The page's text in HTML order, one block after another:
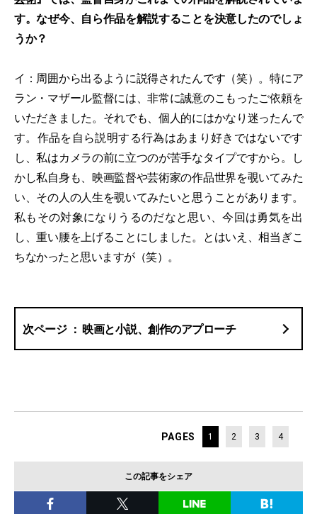
す。なぜ今、自ら作品を解説することを決意したのでしょ
うか？
イ：周囲から出るように説得されたんです（笑）。特にア
ラン・マザール監督には、非常に誠意のこもったご依頼を
いただきました。それでも、個人的にはかなり迷ったんで
す。作品を自ら説明する行為はあまり好きではないです
し、私はカメラの前に立つのが苦手なタイプですから。し
かし私自身も、映画監督や芸術家の作品世界を覗いてみた
い、その人の人生を覗いてみたいと思うことがあります。
私もその対象になりうるのだなと思い、今回は勇気を出
し、重い腰を上げることにしました。とはいえ、相当ぎこ
ちなかったと思いますが（笑）。
映画と小説、創作のアプローチ
PAGES 1 2 3 4
この記事をシェア